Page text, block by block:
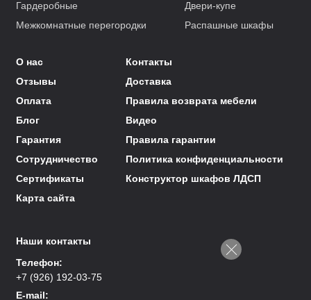
Гардеробные
Двери-купе
Межкомнатные перегородки
Распашные шкафы
О нас
Контакты
Отзывы
Доставка
Оплата
Правила возврата мебели
Блог
Видео
Гарантия
Правила гарантии
Сотрудничество
Политика конфиденциальности
Сертификаты
Конструктор шкафов ЛДСП
Карта сайта
Наши контакты
Телефон:
+7 (926) 192-03-75
E-mail: